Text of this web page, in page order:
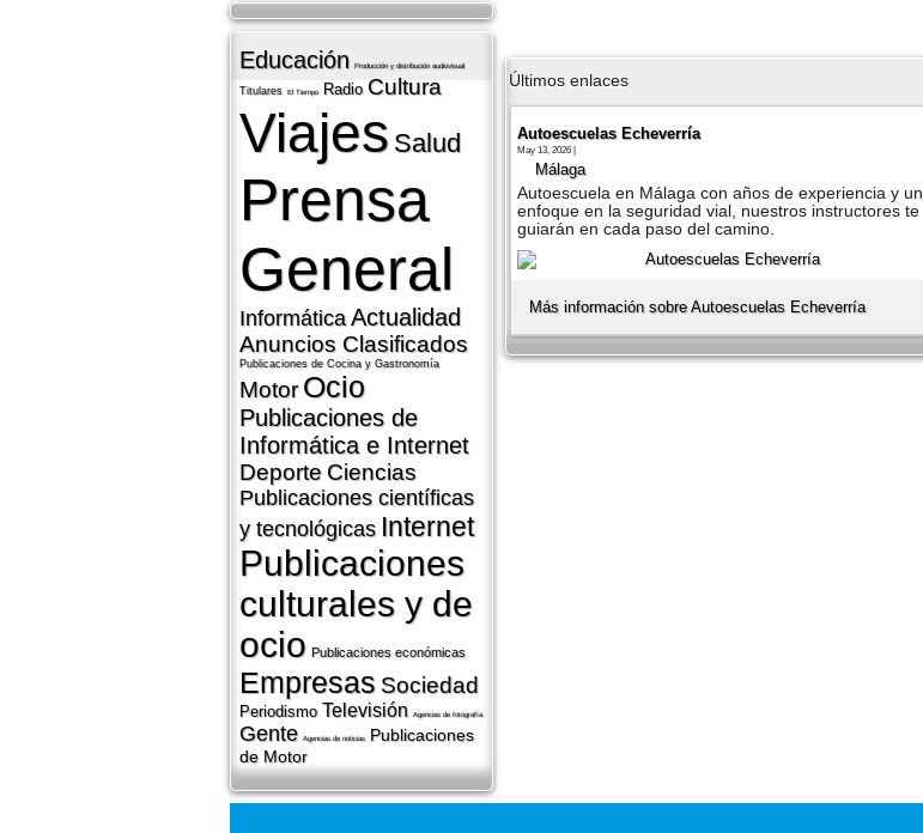
Educación Producción y distribución audiovisual
Titulares El Tiempo Radio Cultura
Viajes Salud
Prensa
General
Informática Actualidad
Anuncios Clasificados
Publicaciones de Cocina y Gastronomí­a
Motor Ocio
Publicaciones de
Informática e Internet
Deporte Ciencias
Publicaciones cientí­ficas
y tecnológicas Internet
Publicaciones
culturales y de
ocio Publicaciones económicas
Empresas Sociedad
Periodismo Televisión Agencias de fotografí­a
Gente Agencias de noticias
Publicaciones
de Motor
Últimos enlaces
Autoescuelas Echeverría
May 13, 2026 |
Málaga
Autoescuela en Málaga con años de experiencia y un
enfoque en la seguridad vial, nuestros instructores te
guiarán en cada paso del camino.
Más información sobre Autoescuelas Echeverría